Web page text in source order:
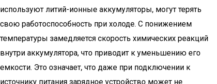
используют литий-ионные аккумуляторы, могут терять
свою работоспособность при холоде. С понижением
температуры замедляется скорость химических реакций
внутри аккумулятора, что приводит к уменьшению его
емкости. Это означает, что даже при подключении к
источнику питания зарядное устройство может не